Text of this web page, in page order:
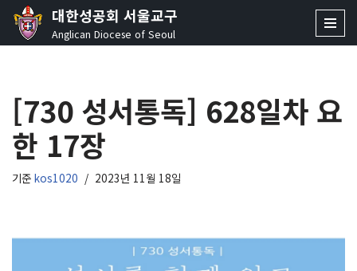
콘
로
너
뛰
기
대한성공회 서울교구
Anglican Diocese of Seoul
[730 성서통독] 628일차 요
한 17장
기준 kos1020 2023년 11월 18일